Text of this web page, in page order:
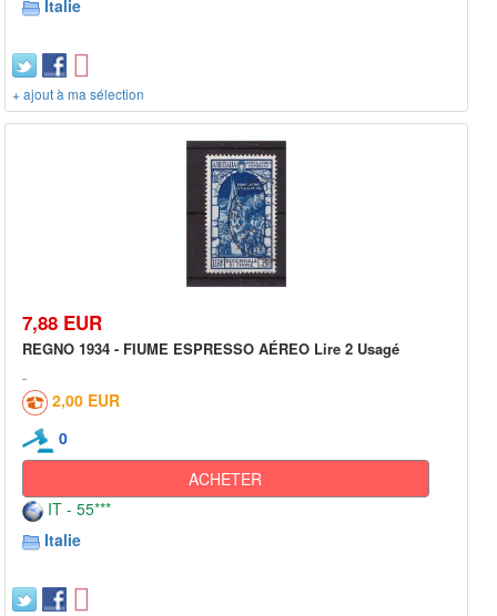
Italie
+ ajout à ma sélection
7,88 EUR
REGNO 1934 - FIUME ESPRESSO AÉREO Lire 2 Usagé
2,00 EUR
0
ACHETER
IT - 55***
Italie